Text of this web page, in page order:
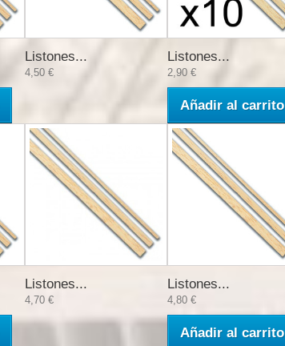
Listones...
4,50 €
Listones...
2,90 €
Añadir al carrito
Listones...
4,70 €
Listones...
4,80 €
Añadir al carrito